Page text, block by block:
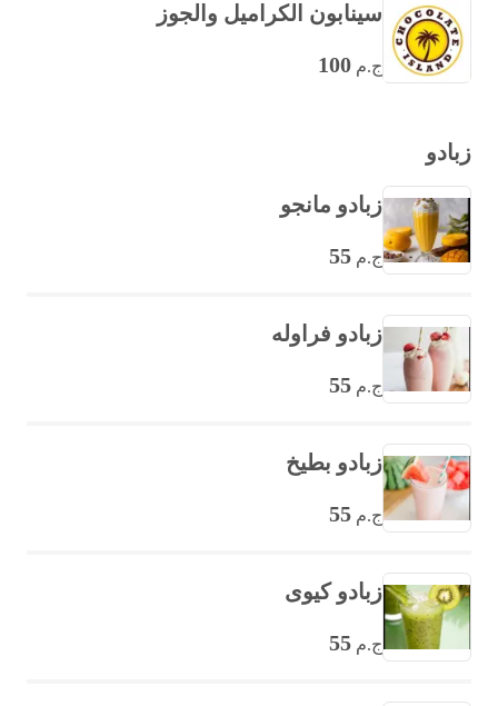
سينابون الكراميل والجوز
ج.م 100
زبادو
زبادو مانجو
ج.م 55
زبادو فراوله
ج.م 55
زبادو بطيخ
ج.م 55
زبادو كيوى
ج.م 55